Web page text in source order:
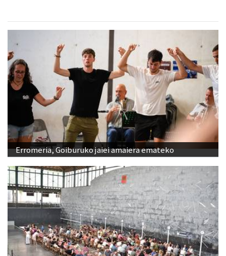
Erromeria, Goiburuko jaiei amaiera emateko